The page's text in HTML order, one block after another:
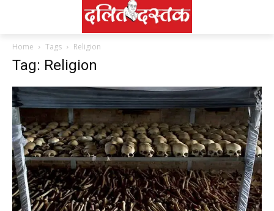
Home Tags Religion
Tag: Religion